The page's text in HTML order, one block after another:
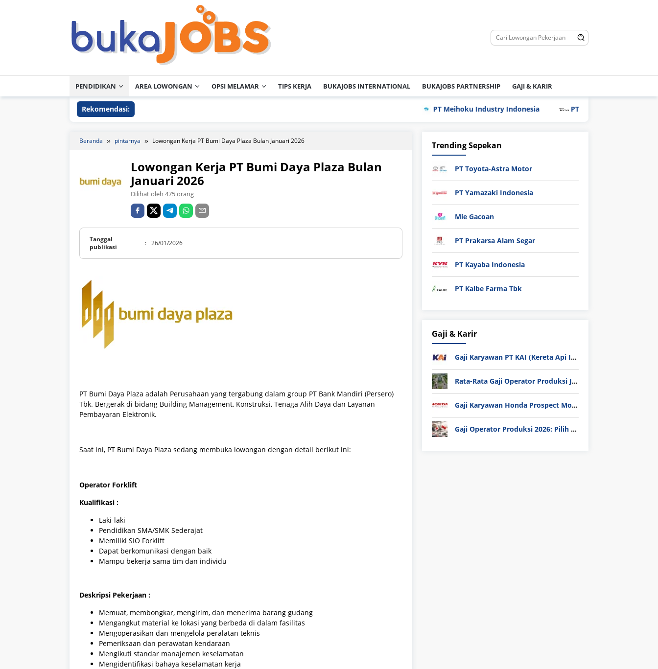
PENDIDIKAN AREA LOWONGAN OPSI MELAMAR TIPS KERJA BUKAJOBS INTERNATIONAL BUKAJOBS PARTNERSHIP GAJI & KARIR
Rekomendasi: PT Meihoku Industry Indonesia PT Hyundai Glovis Indonesia
Beranda pintarnya Lowongan Kerja PT Bumi Daya Plaza Bulan Januari 2026
Lowongan Kerja PT Bumi Daya Plaza Bulan
Januari 2026
Dilihat oleh 475 orang
Tanggal
publikasi
: 26/01/2026
PT Bumi Daya Plaza adalah Perusahaan yang tergabung dalam group PT Bank Mandiri (Persero)
Tbk. Bergerak di bidang Building Management, Konstruksi, Tenaga Alih Daya dan Layanan
Pembayaran Elektronik.
Saat ini, PT Bumi Daya Plaza sedang membuka lowongan dengan detail berikut ini:
Operator Forklift
Kualifikasi :
Laki-laki
Pendidikan SMA/SMK Sederajat
Memiliki SIO Forklift
Dapat berkomunikasi dengan baik
Mampu bekerja sama tim dan individu
Deskripsi Pekerjaan :
Memuat, membongkar, mengirim, dan menerima barang gudang
Mengangkut material ke lokasi yang berbeda di dalam fasilitas
Mengoperasikan dan mengelola peralatan teknis
Pemeriksaan dan perawatan kendaraan
Mengikuti standar manajemen keselamatan
Mengidentifikasi bahaya keselamatan kerja
Trending Sepekan
PT Toyota-Astra Motor
PT Yamazaki Indonesia
Mie Gacoan
PT Prakarsa Alam Segar
PT Kayaba Indonesia
PT Kalbe Farma Tbk
Gaji & Karir
Gaji Karyawan PT KAI (Kereta Api Indonesia) Update 2025
Rata-Rata Gaji Operator Produksi Jabodetabek 2025: Bedah Tuntas UMK, Lemburan, dan Realita Hidup Buruh
Gaji Karyawan Honda Prospect Motor Semua Divisi
Gaji Operator Produksi 2026: Pilih PT Astra Honda Motor (AHM) atau Manufaktur di Jepang?